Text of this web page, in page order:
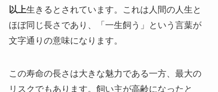
以上生きるとされています。これは人間の人生と
ほぼ同じ長さであり、「一生飼う」という言葉が
文字通りの意味になります。
この寿命の長さは大きな魅力である一方、最大の
リスクでもあります。飼い主が高齢になったと